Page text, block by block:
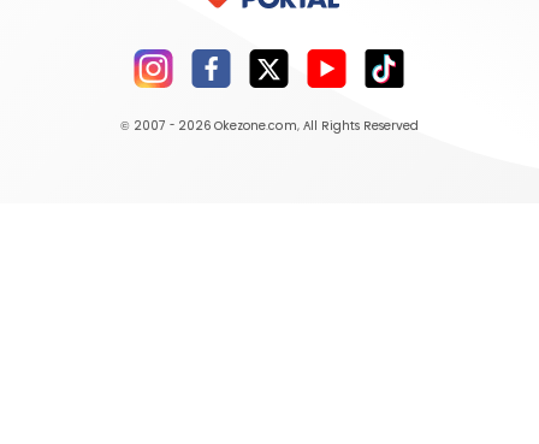
© 2007 - 2026 Okezone.com, All Rights Reserved